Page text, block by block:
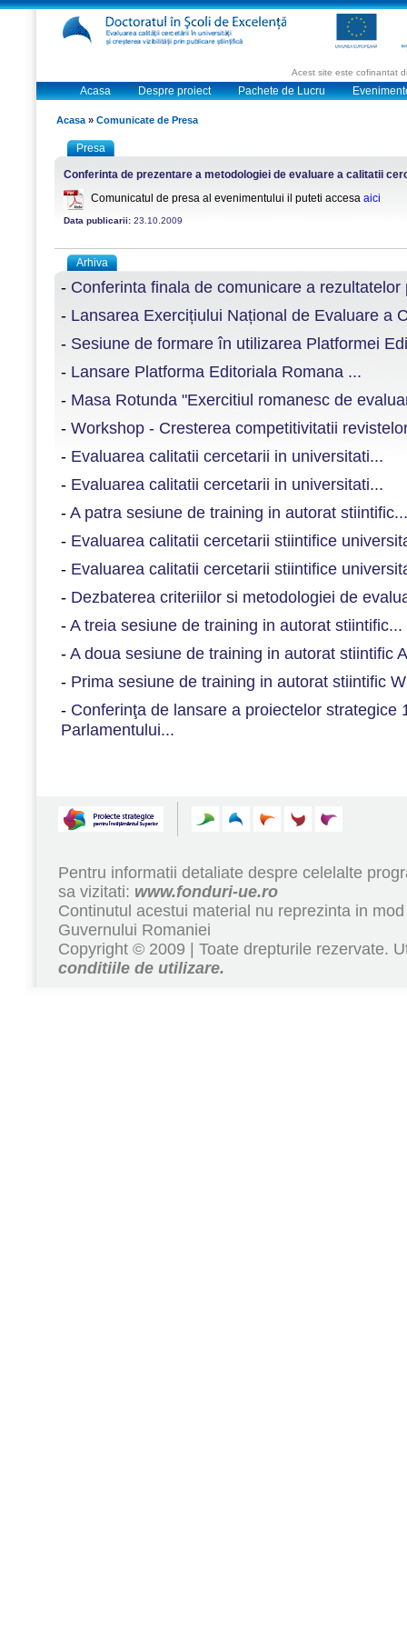
Acest site este cofinantat
Acasa Despre proiect Pachete de Lucru
Acasa » Comunicate de Presa
Presa
Conferinta de prezentare a metodologiei de evaluare a calitatii
Comunicatul de presa al evenimentului il puteti accesa aici
Data publicarii: 23.10.2009
Arhiva
- Conferinta finala de comunicare a rezultatelor
- Lansarea Exercițiului Național de Evaluare a
- Sesiune de formare în utilizarea Platformei
- Lansare Platforma Editoriala Romana ...
- Masa Rotunda "Exercitiul romanesc de
- Workshop - Cresterea competitivitatii
- Evaluarea calitatii cercetarii in universitati...
- Evaluarea calitatii cercetarii in universitati...
-A patra sesiune de training in autorat stiintific...
- Evaluarea calitatii cercetarii stiintifice
- Evaluarea calitatii cercetarii stiintifice
- Dezbaterea criteriilor si metodologiei de
-A treia sesiune de training in autorat stiintific...
-A doua sesiune de training in autorat stiintific
- Prima sesiune de training in autorat stiintific
- Conferinţa de lansare a proiectelor strategice
Parlamentului...
Pentru informatii detaliate despre celelalte
sa vizitati: www.fonduri-ue.ro
Continutul acestui material nu reprezinta in
Guvernului Romaniei
Copyright © 2009 | Toate drepturile rezervate.
conditiile de utilizare.